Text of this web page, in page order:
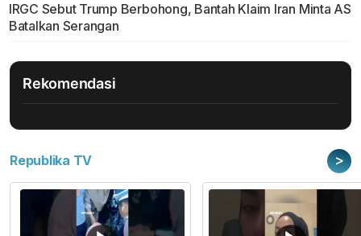
IRGC Sebut Trump Berbohong, Bantah Klaim Iran Minta AS
Batalkan Serangan
Rekomendasi
Republika TV >